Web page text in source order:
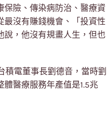
保險、傳染病防治、醫療資
最沒有賺錢機會、「投資性
說，他沒有規畫人生，但也
積電董事長劉德音，當時劉
醫療服務年產值是1.5兆